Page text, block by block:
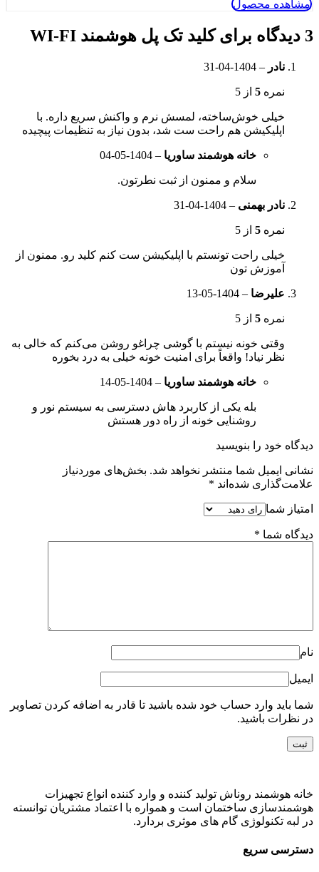
مشاهده محصول
3 دیدگاه برای کلید تک پل هوشمند WI-FI
نادر –
1404-04-31
نمره 5 از 5
خیلی خوش‌ساخته، لمسش نرم و واکنش سریع داره. با
اپلیکیشن هم راحت ست شد، بدون نیاز به تنظیمات پیچیده
خانه هوشمند ساوریا –
1404-05-04
سلام و ممنون از ثبت نطرتون.
نادر بهمنی –
1404-04-31
نمره 5 از 5
خیلی راحت تونستم با اپلیکیشن ست کنم کلید رو. ممنون از
آموزش تون
علیرضا –
1404-05-13
نمره 5 از 5
وقتی خونه نیستم با گوشی چراغو روشن می‌کنم که خالی به
نظر نیاد! واقعاً برای امنیت خونه خیلی به درد بخوره
خانه هوشمند ساوریا –
1404-05-14
بله یکی از کاربرد هاش دسترسی به سیستم نور و
روشنایی خونه از راه دور هستش
دیدگاه خود را بنویسید
نشانی ایمیل شما منتشر نخواهد شد. بخش‌های موردنیاز
علامت‌گذاری شده‌اند *
امتیاز شما
دیدگاه شما *
نام
ایمیل
شما باید وارد حساب خود شده باشید تا قادر به اضافه کردن تصاویر
در نظرات باشید.
خانه هوشمند روناش تولید کننده و وارد کننده انواع تجهیزات
هوشمندسازی ساختمان است و همواره با اعتماد مشتریان توانسته
در لبه تکنولوژی گام های موثری بردارد.
دسترسی سریع